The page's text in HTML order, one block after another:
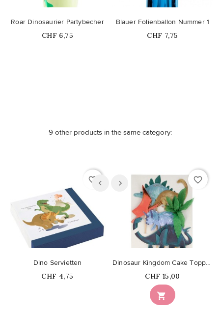
Roar Dinosaurier Partybecher
Price
CHF 6,75
Blauer Folienballon Nummer 1
Price
CHF 7,75
9 other products in the same category:
favorite_border
Dino Servietten
Price
CHF 4,75
favorite_border

Dinosaur Kingdom Cake Topper Kuchendeko
Price
CHF 15,00